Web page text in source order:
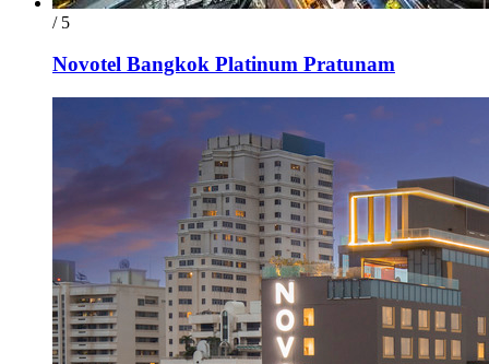
/ 5
Novotel Bangkok Platinum Pratunam